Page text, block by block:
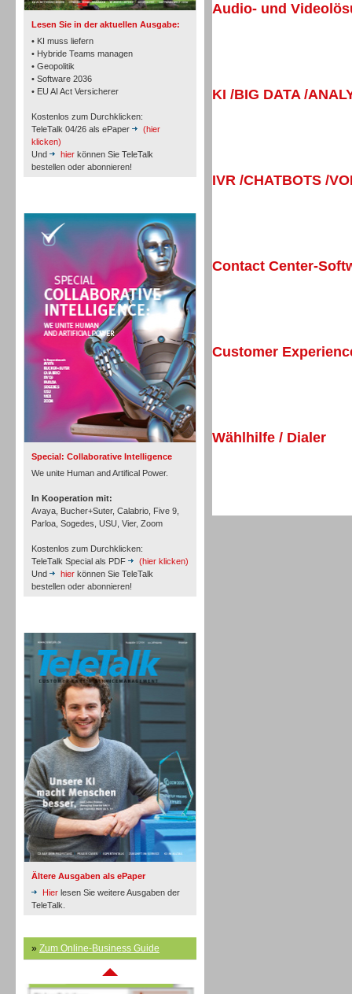
Lesen Sie in der aktuellen Ausgabe:
• KI muss liefern
• Hybride Teams managen
• Geopolitik
• Software 2036
• EU AI Act Versicherer
Kostenlos zum Durchklicken:
TeleTalk 04/26 als ePaper
(hier
klicken)
Und
hier können Sie TeleTalk
bestellen oder abonnieren!
Special: Collaborative Intelligence
We unite Human and Artifical Power.
In Kooperation mit:
Avaya, Bucher+Suter, Calabrio, Five 9,
Parloa, Sogedes, USU, Vier, Zoom
Kostenlos zum Durchklicken:
TeleTalk Special als PDF
(hier klicken)
Und
hier können Sie TeleTalk
bestellen oder abonnieren!
Ältere Ausgaben als ePaper
Hier lesen Sie weitere Ausgaben der
TeleTalk.
» Zum Online-Business Guide
Workforce-Management
Personal
Inbound
Inbound
Inbound
Audio- und
KI /BIG DATA /
IVR /CHATBOTS /
Contact Center-
Customer
Wählhilfe / Dialer